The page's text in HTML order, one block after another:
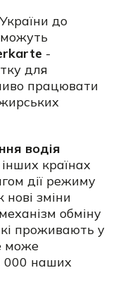
до
-
для
працювати
водія
країнах
дії режиму
зміни
обміну
проживають у
може
000 наших